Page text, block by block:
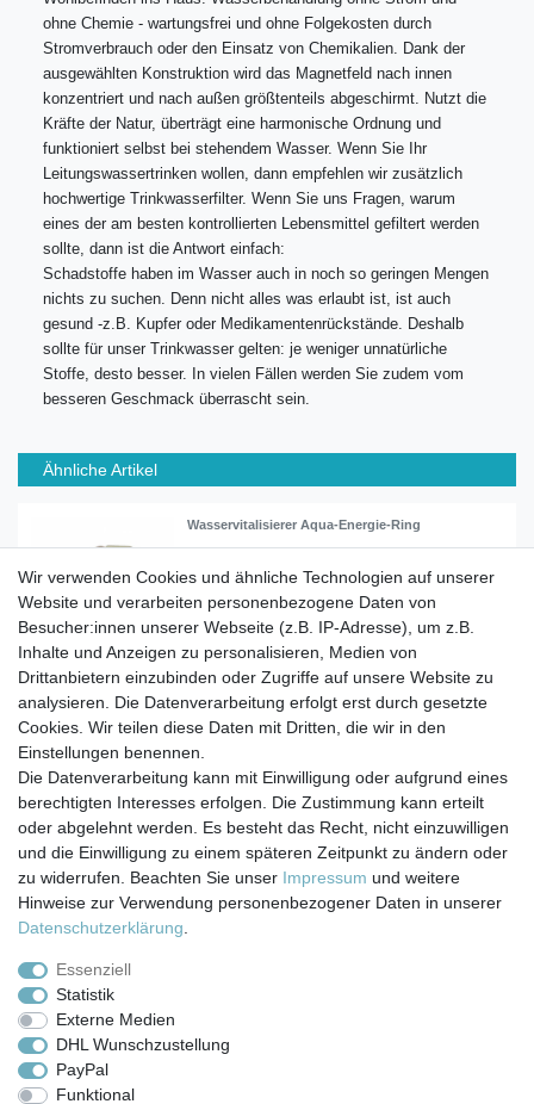
ohne Chemie - wartungsfrei und ohne Folgekosten durch
Stromverbrauch oder den Einsatz von Chemikalien. Dank der
ausgewählten Konstruktion wird das Magnetfeld nach innen
konzentriert und nach außen größtenteils abgeschirmt. Nutzt die
Kräfte der Natur, überträgt eine harmonische Ordnung und
funktioniert selbst bei stehendem Wasser. Wenn Sie Ihr
Leitungswassertrinken wollen, dann empfehlen wir zusätzlich
hochwertige Trinkwasserfilter. Wenn Sie uns Fragen, warum
eines der am besten kontrollierten Lebensmittel gefiltert werden
sollte, dann ist die Antwort einfach:
Schadstoffe haben im Wasser auch in noch so geringen Mengen
nichts zu suchen. Denn nicht alles was erlaubt ist, ist auch
gesund -z.B. Kupfer oder Medikamentenrückstände. Deshalb
sollte für unser Trinkwasser gelten: je weniger unnatürliche
Stoffe, desto besser. In vielen Fällen werden Sie zudem vom
besseren Geschmack überrascht sein.
Ähnliche Artikel
Wasservitalisierer Aqua-Energie-Ring
33,45 € *
In den Warenkorb
*inkl. ges. MwSt.zzgl. Versandkosten
Impressum Daten­schutz­erklärung AGB
Barrierefreiheitserklärung Widerrufs­recht
Versand- & Zahlungsbedingungen
Wir verwenden Cookies und ähnliche Technologien auf unserer
Website und verarbeiten personenbezogene Daten von
Besucher:innen unserer Webseite (z.B. IP-Adresse), um z.B.
Inhalte und Anzeigen zu personalisieren, Medien von
Drittanbietern einzubinden oder Zugriffe auf unsere Website zu
analysieren. Die Datenverarbeitung erfolgt erst durch gesetzte
Cookies. Wir teilen diese Daten mit Dritten, die wir in den
Einstellungen benennen.
Die Datenverarbeitung kann mit Einwilligung oder aufgrund eines
berechtigten Interesses erfolgen. Die Zustimmung kann erteilt
oder abgelehnt werden. Es besteht das Recht, nicht einzuwilligen
und die Einwilligung zu einem späteren Zeitpunkt zu ändern oder
zu widerrufen. Beachten Sie unser Impressum und weitere
Hinweise zur Verwendung personenbezogener Daten in unserer
Daten­schutz­erklärung
Essenziell
Statistik
Externe Medien
DHL Wunschzustellung
PayPal
Funktional